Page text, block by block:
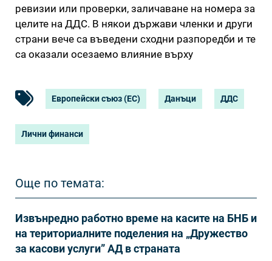
ревизии или проверки, заличаване на номера за
целите на ДДС. В някои държави членки и други
страни вече са въведени сходни разпоредби и те
са оказали осезаемо влияние върху
Европейски съюз (ЕС) Данъци ДДС
Лични финанси
Още по темата:
Извънредно работно време на касите на БНБ и
на териториалните поделения на „Дружество
за касови услуги” АД в страната